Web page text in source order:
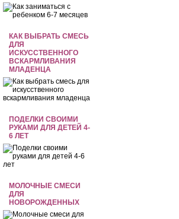
КАК ВЫБРАТЬ СМЕСЬ
ДЛЯ
ИСКУССТВЕННОГО
ВСКАРМЛИВАНИЯ
МЛАДЕНЦА
ПОДЕЛКИ СВОИМИ
РУКАМИ ДЛЯ ДЕТЕЙ 4-
6 ЛЕТ
МОЛОЧНЫЕ СМЕСИ
ДЛЯ
НОВОРОЖДЕННЫХ